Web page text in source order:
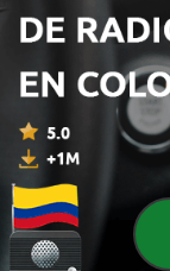
Mezclas Viejo
(Mixes)